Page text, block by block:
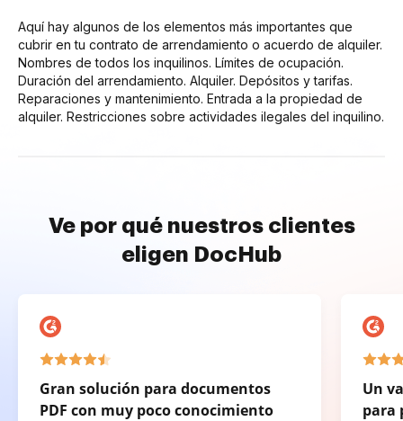
Aquí hay algunos de los elementos más importantes que
cubrir en tu contrato de arrendamiento o acuerdo de alquiler.
Nombres de todos los inquilinos. Límites de ocupación.
Duración del arrendamiento. Alquiler. Depósitos y tarifas.
Reparaciones y mantenimiento. Entrada a la propiedad de
alquiler. Restricciones sobre actividades ilegales del inquilino.
Ve por qué nuestros clientes
eligen DocHub
Gran solución para documentos
PDF con muy poco conocimiento
Un
para